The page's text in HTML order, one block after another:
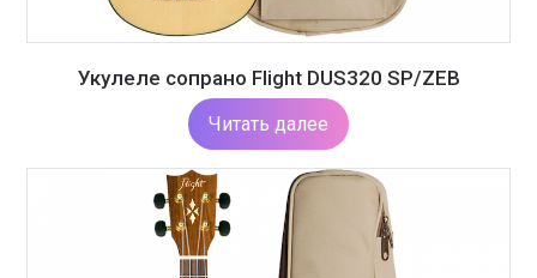
Укулеле сопрано Flight DUS320 SP/ZEB
Читать далее